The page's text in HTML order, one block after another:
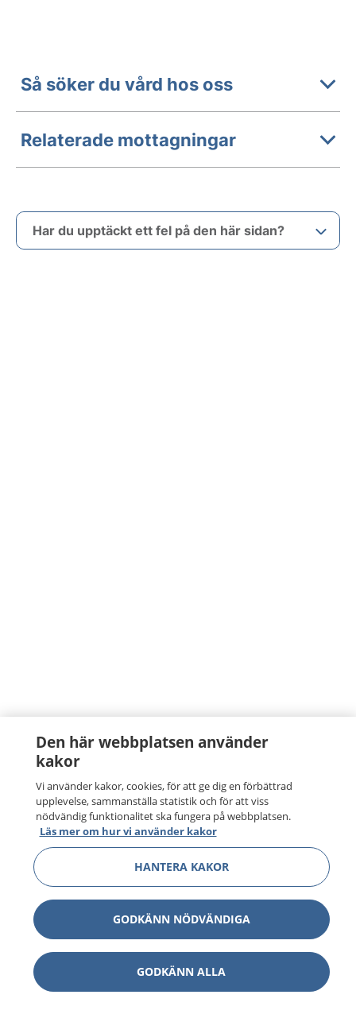
Så söker du vård hos oss
Relaterade mottagningar
Har du upptäckt ett fel på den här sidan?
Den här webbplatsen använder
kakor
Vi använder kakor, cookies, för att ge dig en förbättrad
upplevelse, sammanställa statistik och för att viss
nödvändig funktionalitet ska fungera på webbplatsen.
Läs mer om hur vi använder kakor
HANTERA KAKOR
GODKÄNN NÖDVÄNDIGA
GODKÄNN ALLA